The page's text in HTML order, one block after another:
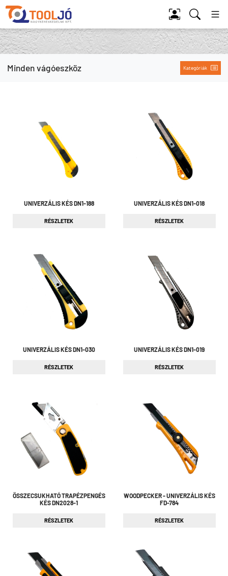
Tool Jó
Minden vágóeszköz Kategóriák
UNIVERZÁLIS KÉS DN1-188
RÉSZLETEK
UNIVERZÁLIS KÉS DN1-018
RÉSZLETEK
UNIVERZÁLIS KÉS DN1-030
RÉSZLETEK
UNIVERZÁLIS KÉS DN1-019
RÉSZLETEK
ÖSSZECSUKHATÓ TRAPÉZPENGÉS
KÉS DN2028-1
RÉSZLETEK
WOODPECKER - UNIVERZÁLIS KÉS
FD-784
RÉSZLETEK